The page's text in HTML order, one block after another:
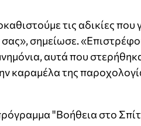
τις αδικίες που
σημείωσε.
αυτά που
καραμέλα της
"Βοήθεια στο